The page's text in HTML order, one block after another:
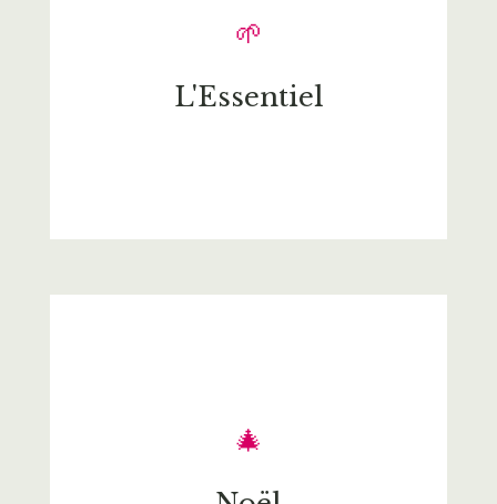
🌱
L'Essentiel
🎄